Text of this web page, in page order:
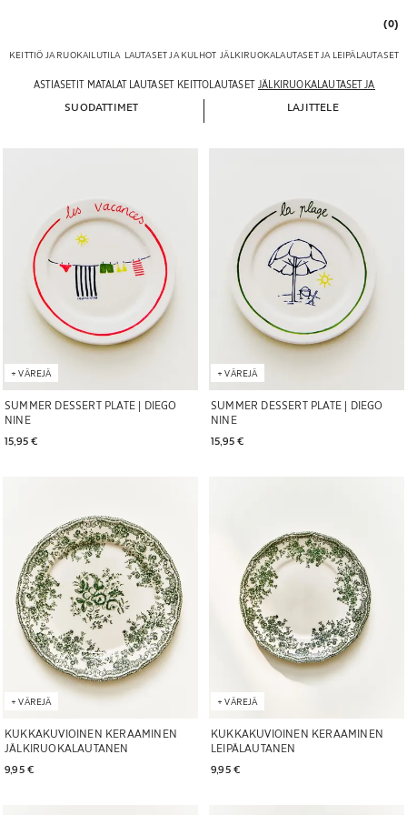
(0)
KEITTIÖ JA RUOKAILUTILA LAUTASET JA KULHOT JÄLKIRUOKALAUTASET JA LEIPÄLAUTASET
ASTIASETIT MATALAT LAUTASET KEITTOLAUTASET JÄLKIRUOKALAUTASET JA
SUODATTIMET LAJITTELE
SUMMER DESSERT PLATE | DIEGO
NINE
15,95 €
+VÄREJÄ
Kuva vaihdettu kohtaan 1 5
SUMMER DESSERT PLATE | DIEGO
NINE
15,95 €
+VÄREJÄ
Kuva vaihdettu kohtaan 1 5
KUKKAKUVIOINEN KERAAMINEN
JÄLKIRUOKALAUTANEN
9,95 €
+VÄREJÄ
KUKKAKUVIOINEN KERAAMINEN
LEIPÄLAUTANEN
9,95 €
+VÄREJÄ